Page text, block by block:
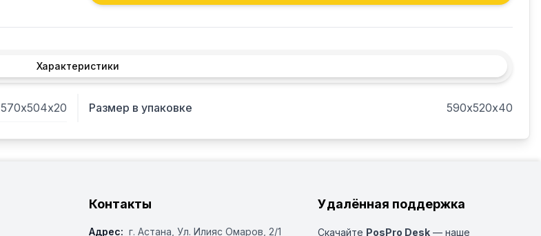
Характеристики
570х504х20 Размер в упаковке 590х520х40
Контакты
Адрес: г. Астана, ​Ул. Илияс Омаров, 2/1
Удалённая поддержка
Скачайте PosPro Desk — наше